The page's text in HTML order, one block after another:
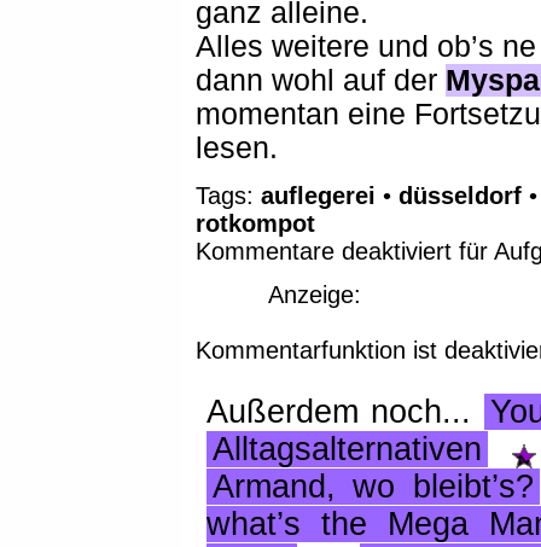
ganz alleine.
Alles weitere und ob’s
dann wohl auf der
momentan eine
lesen.
Tags:auflegerei •düsseldorf
rotkompot
Kommentare deaktiviert für
Anzeige:
Kommentarfunktion ist
Außerdem noch...
Alltagsalternativen
Armand, wo bleibt’s?
what’s the Mega